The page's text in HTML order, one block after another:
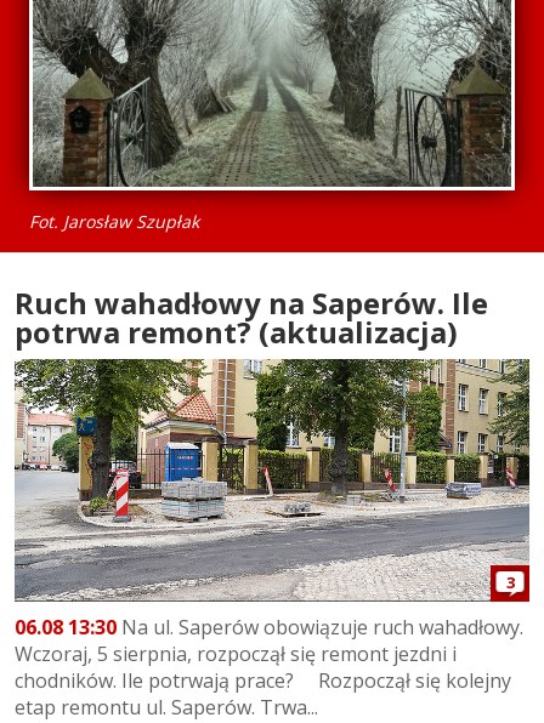
Fot. Jarosław Szupłak
Ruch wahadłowy na Saperów. Ile
potrwa remont? (aktualizacja)
3
06.08 13:30 Na ul. Saperów obowiązuje ruch wahadłowy.
Wczoraj, 5 sierpnia, rozpoczął się remont jezdni i
chodników. Ile potrwają prace? Rozpoczął się kolejny
etap remontu ul. Saperów. Trwa...